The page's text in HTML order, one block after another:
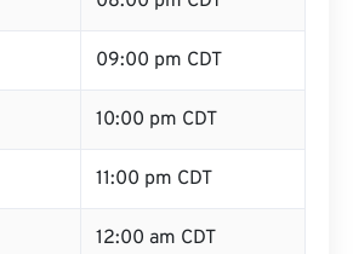
09:00 pm CDT
10:00 pm CDT
11:00 pm CDT
12:00 am CDT